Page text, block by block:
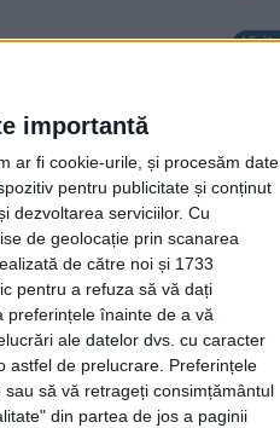
importantă
ar fi cookie-urile, și procesăm date
pentru publicitate și conținut
dezvoltarea serviciilor. Cu
de geolocație prin scanarea
de către noi și 1733
pentru a refuza să vă dați
preferințele înainte de a vă
ale datelor dvs. cu caracter
astfel de prelucrare. Preferințele
să vă retrageți consimțământul
din partea de jos a paginii